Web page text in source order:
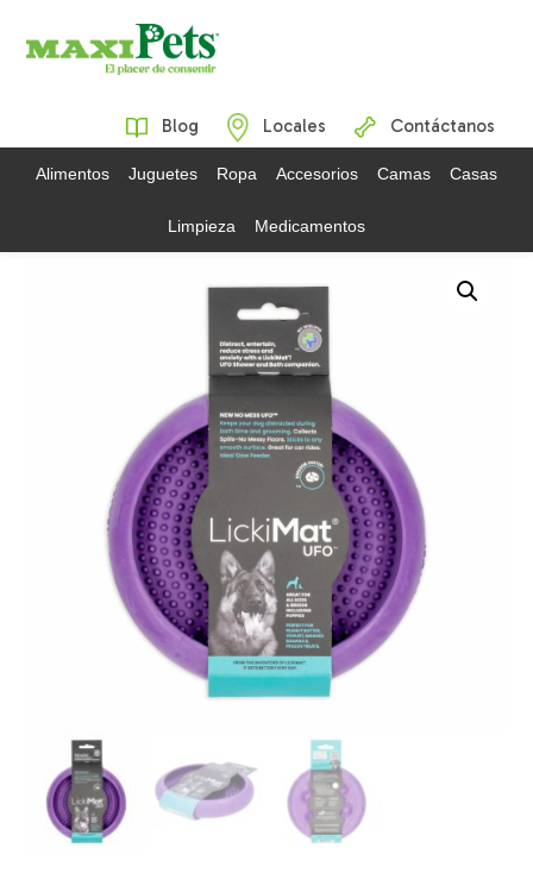
Blog Locales Contáctanos
Alimentos Juguetes Ropa Accesorios Camas Casas
Limpieza Medicamentos